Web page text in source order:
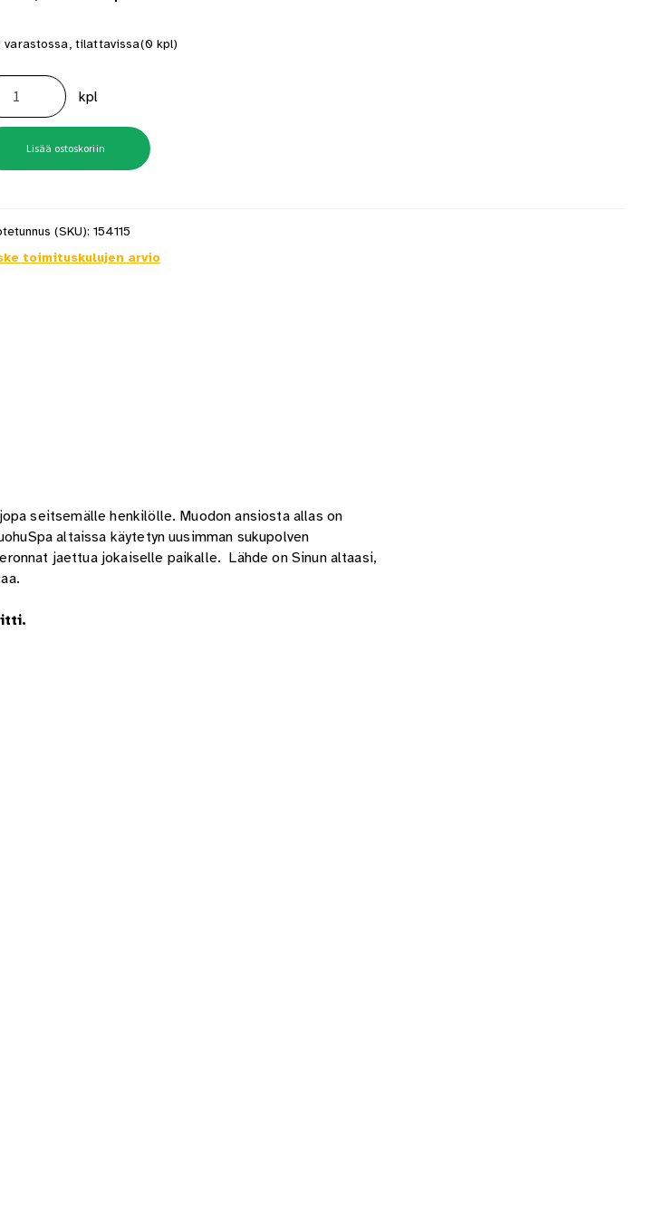
varastossa, tilattavissa(0 kpl)
kpl
Lisää ostoskoriin
(SKU): 154115
toimituskulujen arvio
seitsemälle henkilölle. Muodon ansiosta allas on
altaissa käytetyn uusimman sukupolven
jaettua jokaiselle paikalle. Lähde on Sinun altaasi,